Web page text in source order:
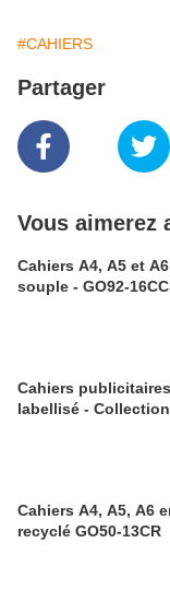
#CAHIERS
Partager
Vous aimerez
Cahiers A4, A5 et
souple - GO92-
Cahiers
labellisé - Collection
Cahiers A4, A5, A6
recyclé GO50-13CR